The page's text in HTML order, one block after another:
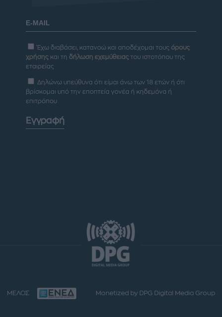
Έχω διαβάσει, κατανοώ και αποδέχομαι τους όρους
χρήσης και τη δήλωση εχεμύθειας του ιστοτόπου της
εταιρείας
Δηλώνω υπεύθυνα ότι είμαι άνω των 18 ετών ή ότι
βρίσκομαι υπό την εποπτεία γονέα ή κηδεμόνα ή
επιτρόπου
Εγγραφή
ΜΕΛΟΣ Monetized by DPG Digital Media Group